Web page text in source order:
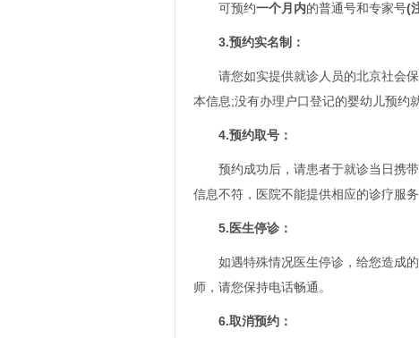
可预约一个月内的普通号和专家号(
3.预约实名制：
请您如实提供就诊人员的北京社会保
本信息;没有办理户口登记的婴幼儿预约
4.预约取号：
预约成功后，请患者于就诊当日携带
信息不符，医院不能提供相应的诊疗服务
5.医生停诊：
如遇特殊情况医生停诊，给您造成的
师，请您保持电话畅通。
6.取消预约：